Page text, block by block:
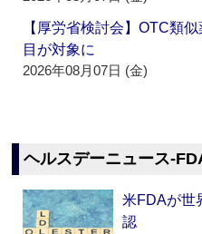
【厚労省検討会】OTC類
目が対象に
2026年08月07日 (金)
ヘルスデーニュース
米FDAが世
認